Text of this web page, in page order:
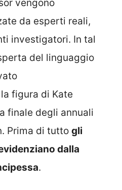
vengono
da esperti reali,
investigatori. In tal
del linguaggio
figura di Kate
finale degli annuali
Prima di tutto gli
dalla
.